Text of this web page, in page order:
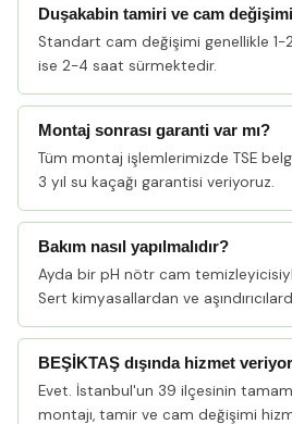
Duşakabin tamiri ve cam
Standart cam değişimi genellikle 1-
ise 2-4 saat sürmektedir.
Montaj sonrası garanti var mı?
Tüm montaj işlemlerimizde TSE
3 yıl su kaçağı garantisi veriyoruz.
Bakım nasıl yapılmalıdır?
Ayda bir pH nötr cam
Sert kimyasallardan ve
BEŞİKTAŞ dışında hizmet
Evet. İstanbul'un 39 ilçesinin
montajı, tamir ve cam değişimi